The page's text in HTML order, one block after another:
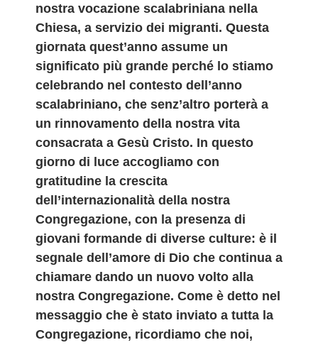
nostra vocazione scalabriniana nella
Chiesa, a servizio dei migranti. Questa
giornata quest’anno assume un
significato più grande perché lo stiamo
celebrando nel contesto dell’anno
scalabriniano, che senz’altro porterà a
un rinnovamento della nostra vita
consacrata a Gesù Cristo. In questo
giorno di luce accogliamo con
gratitudine la crescita
dell’internazionalità della nostra
Congregazione, con la presenza di
giovani formande di diverse culture: è il
segnale dell’amore di Dio che continua a
chiamare dando un nuovo volto alla
nostra Congregazione. Come è detto nel
messaggio che è stato inviato a tutta la
Congregazione, ricordiamo che noi,